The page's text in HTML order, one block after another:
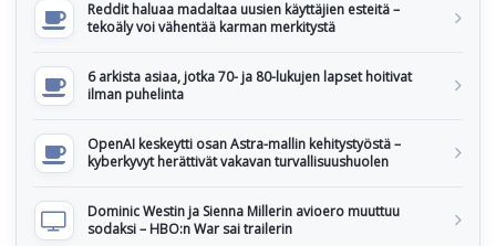
Reddit haluaa madaltaa uusien käyttäjien esteitä –
tekoäly voi vähentää karman merkitystä
6 arkista asiaa, jotka 70- ja 80-lukujen lapset hoitivat
ilman puhelinta
OpenAI keskeytti osan Astra-mallin kehitystyöstä –
kyberkyvyt herättivät vakavan turvallisuushuolen
Dominic Westin ja Sienna Millerin avioero muuttuu
sodaksi – HBO:n War sai trailerin